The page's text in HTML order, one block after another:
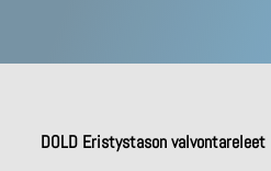
DOLD Eristystason valvontareleet